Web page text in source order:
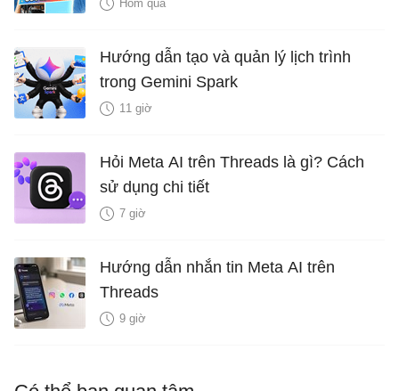
Hôm qua
Hướng dẫn tạo và quản lý lịch trình
trong Gemini Spark
11 giờ
Hỏi Meta AI trên Threads là gì? Cách
sử dụng chi tiết
7 giờ
Hướng dẫn nhắn tin Meta AI trên
Threads
9 giờ